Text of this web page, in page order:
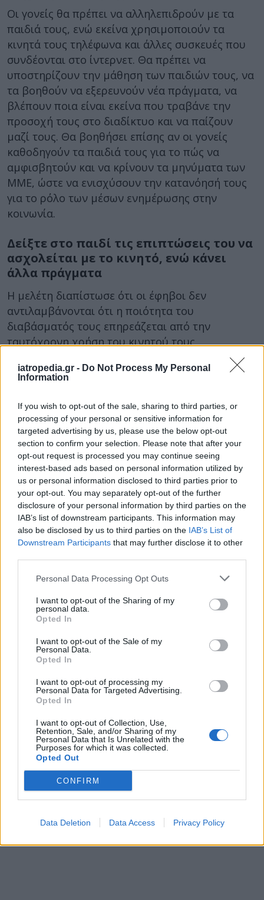
iatropedia.gr - Do Not Process My Personal
Information
If you wish to opt-out of the sale, sharing to third parties, or
processing of your personal or sensitive information for
targeted advertising by us, please use the below opt-out
section to confirm your selection. Please note that after your
opt-out request is processed you may continue seeing
interest-based ads based on personal information utilized by
us or personal information disclosed to third parties prior to
your opt-out. You may separately opt-out of the further
disclosure of your personal information by third parties on the
IAB’s list of downstream participants. This information may
also be disclosed by us to third parties on the IAB’s List of
Downstream Participants that may further disclose it to other
Personal Data Processing Opt Outs
I want to opt-out of the Sharing of my
personal data.
Opted In
I want to opt-out of the Sale of my
Personal Data.
Opted In
I want to opt-out of processing my
Personal Data for Targeted Advertising.
Opted In
I want to opt-out of Collection, Use,
Retention, Sale, and/or Sharing of my
Personal Data that Is Unrelated with the
Purposes for which it was collected.
Opted Out
CONFIRM
Data Deletion Data Access Privacy Policy
Οι γονείς θα πρέπει να αλληλεπιδρούν με τα
παιδιά τους, ενώ εκείνα χρησιμοποιούν τα
κινητά τους τηλέφωνα και άλλες συσκευές που
συνδέονται στο ίντερνετ. Θα πρέπει να
υποστηρίζουν την μάθηση των παιδιών τους, να
τα βοηθούν να εξερευνούν νέα πράγματα, να
βλέπουν ποια είναι εκείνα που τραβάνε την
προσοχή τους στο διαδίκτυο και να παίζουν
μαζί τους. Θα βοηθήσει επίσης αν οι γονείς
καθοδηγούν τα παιδιά τους για το πώς να
αμφισβητούν και να κρίνουν τα μηνύματα των
ΜΜΕ, ώστε να ενισχύσουν την κατανόησή τους
για το ρόλο των μέσων ενημέρωσης στην
κοινωνία.
Δείξτε στο παιδί τις επιπτώσεις του να
ασχολείται με το κινητό, ενώ κάνει
άλλα πράγματα
Η μελέτη διαπίστωσε ότι οι έφηβοι δεν
αντιλαμβάνονται ότι η ποιότητα του
διαβάσματός τους επηρεάζεται από την
ταυτόχρονη χρήση του κινητού τους
τηλεφώνου. Οι γονείς πρέπει να γνωρίζουν ότι
είναι σημαντικό για τα παιδιά τους να εστιάζουν
παίζει πολύ σημαντικό ρόλο σε αυτό. Θα πρέπει
επομένως να δημιουργούν ένα περιβάλλον με
ελάχιστους περισπασμούς, όπου τα παιδιά
μένουν μακριά από όλες τις μορφές μέσων
κοινωνικής δικτύωσης, ενώ διαβάζουν, ή ενώ
συνομιλούν μαζί τους για κάτι σημαντικό.
Ορίστε το παράδειγμα για τα παιδιά
Οι γονείς θα πρέπει να ξεκινήσουν πρώτα απ’
όλα με τον εαυτό τους. Ξεκινήστε με το να
αφήνετε στην άκρη το κινητό την ώρα που
κάθεστε στο τραπέζι να φάτε, ή και σε άλλες
να μην ασχολείστε με αυτό ενώ οδηγείτε: είναι
πολύ κακό παράδειγμα για το παιδί! Γενικά θα
πρέπει με τις πράξεις σας να δείχνετε στα
παιδιά τις αξίες που θέλετε να τους περάσετε.
http://www.techtimes.com
ΔΙΑΒΑΣΤΕ ΕΠΙΣΗΣ
Κορονοϊός: Πώς απολυμαίνουμε σωστά το
κινητό τηλέφωνο